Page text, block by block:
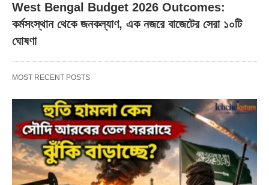
West Bengal Budget 2026 Outcomes:
কর্মসংস্থান থেকে জনকল্যাণ, এক নজরে বাজেটের সেরা ১০টি
ঘোষণা
MOST RECENT POSTS